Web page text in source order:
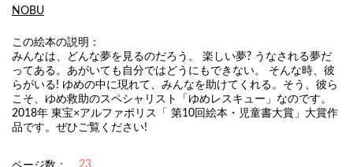
NOBU
この絵本の説明：
みんなは、どんな夢を見るのだろう。 楽しい夢? うなされる夢だ
ってある。あがいても自分ではどうにもできない。 そんな時、彼
らがいる! ゆめの中に現れて、みんなを助けてくれる。そう、彼ら
こそ、ゆめ救助のスペシャリスト「ゆめレスキュー」なのです。
2018年 東宝×アルファポリス「 第10回絵本・児童書大賞」大賞作
品です。ぜひご覧ください!
23